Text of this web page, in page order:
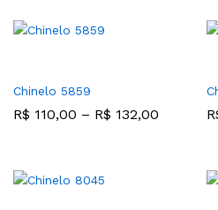
Chinelo 5859
R$ 110,00 – R$ 132,00